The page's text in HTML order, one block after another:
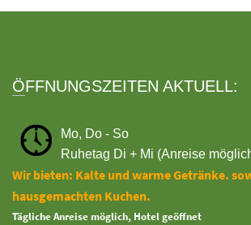
ÖFFNUNGSZEITEN AKTUELL:
Mo, Do - So
Ruhetag Di + Mi (Anreise
Wir bieten: Kalte und warme Getränke.
hausgemachten Kuchen.
Tägliche Anreise möglich, Hotel geöffnet